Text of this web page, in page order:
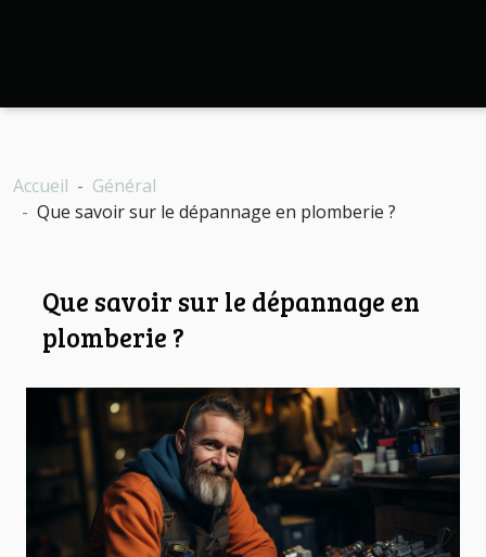
Accueil
Général
Que savoir sur le dépannage en plomberie ?
Que savoir sur le dépannage en
plomberie ?